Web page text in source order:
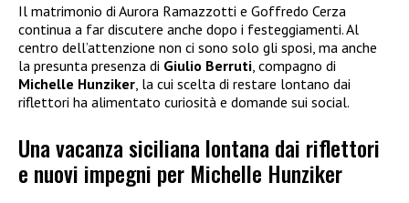
Il matrimonio di Aurora Ramazzotti e Goffredo Cerza
continua a far discutere anche dopo i festeggiamenti. Al
centro dell’attenzione non ci sono solo gli sposi, ma anche
la presunta presenza di Giulio Berruti , compagno di
Michelle Hunziker , la cui scelta di restare lontano dai
riflettori ha alimentato curiosità e domande sui social.
Una vacanza siciliana lontana dai riflettori
e nuovi impegni per Michelle Hunziker